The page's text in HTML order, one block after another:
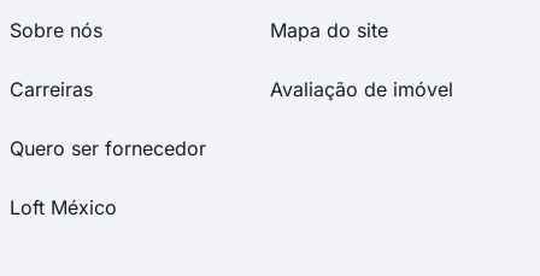
Sobre nós
Carreiras
Quero ser fornecedor
Loft México
Mapa do site
Avaliação de imóvel